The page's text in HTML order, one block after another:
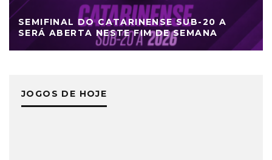
SEMIFINAL DO CATARINENSE SUB-20 A
SERÁ ABERTA NESTE FIM DE SEMANA
JOGOS DE HOJE